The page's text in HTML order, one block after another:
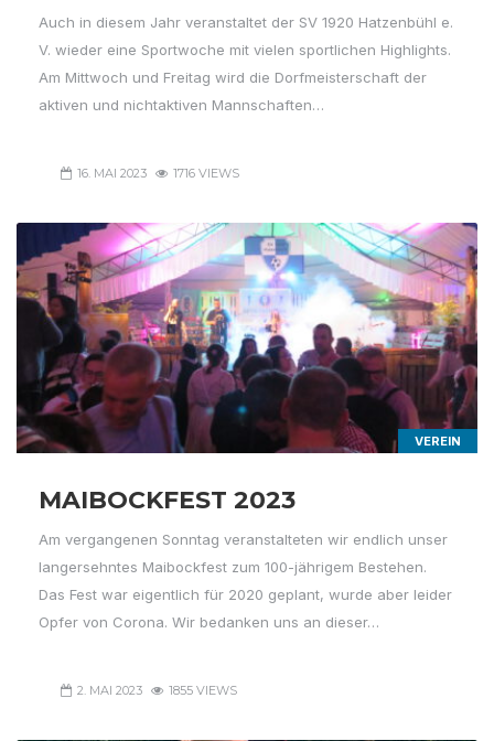
Auch in diesem Jahr veranstaltet der SV 1920 Hatzenbühl e.
V. wieder eine Sportwoche mit vielen sportlichen Highlights.
Am Mittwoch und Freitag wird die Dorfmeisterschaft der
aktiven und nichtaktiven Mannschaften…
16. MAI 2023 1716 VIEWS
VEREIN
MAIBOCKFEST 2023
Am vergangenen Sonntag veranstalteten wir endlich unser
langersehntes Maibockfest zum 100-jährigem Bestehen.
Das Fest war eigentlich für 2020 geplant, wurde aber leider
Opfer von Corona. Wir bedanken uns an dieser…
2. MAI 2023 1855 VIEWS